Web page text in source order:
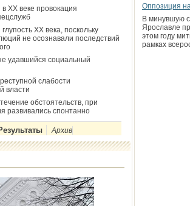
ХХ веке провокация
ХХ века, поскольку
не осознавали последствий
удавшийся социальный
слабости
власти
обстоятельств, при
развивались спонтанно
Архив
Оппозиция
В минувшую
Ярославле
этом году
рамках